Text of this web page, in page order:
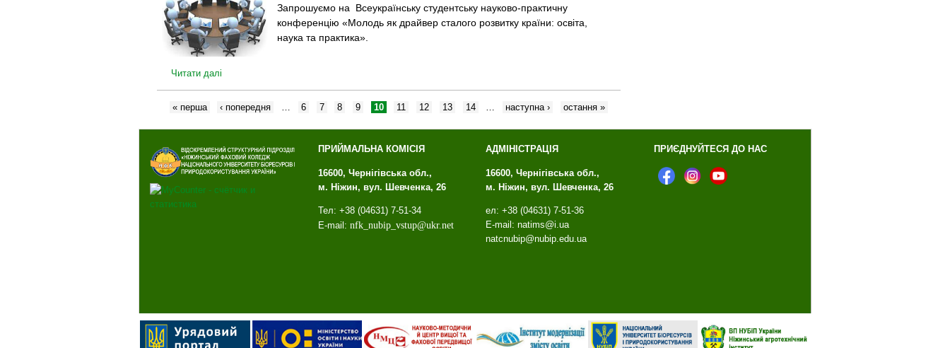
Запрошуємо на Всеукраїнську студентську науково-практичну
конференцію «Молодь як драйвер сталого розвитку країни: освіта,
наука та практика».
Читати далі
« перша ‹ попередня 6 7 8 9 10 11 12 13 14 наступна › остання »
ПРИЙМАЛЬНА КОМІСІЯ
16600, Чернігівська обл.,
м. Ніжин, вул. Шевченка, 26
Тел: +38 (04631) 7-51-34
E-mail: nfk_ nubip_ vstup@ukr.net
АДМІНІСТРАЦІЯ
16600, Чернігівська обл.,
м. Ніжин, вул. Шевченка, 26
ел: +38 (04631) 7-51-36
E-mail: natims@i.ua
natcnubip@nubip.edu.ua
ПРИЄДНУЙТЕСЯ ДО НАС